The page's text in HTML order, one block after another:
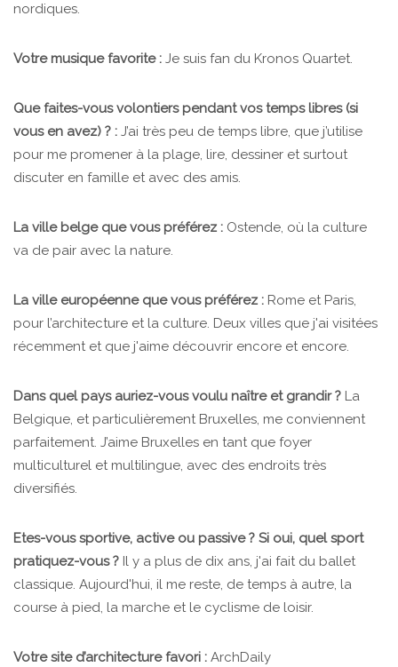
nordiques.
Votre musique favorite : Je suis fan du Kronos Quartet.
Que faites-vous volontiers pendant vos temps libres (si
vous en avez) ? : J’ai très peu de temps libre, que j’utilise
pour me promener à la plage, lire, dessiner et surtout
discuter en famille et avec des amis.
La ville belge que vous préférez : Ostende, où la culture
va de pair avec la nature.
La ville européenne que vous préférez : Rome et Paris,
pour l’architecture et la culture. Deux villes que j'ai visitées
récemment et que j'aime découvrir encore et encore.
Dans quel pays auriez-vous voulu naître et grandir ? La
Belgique, et particulièrement Bruxelles, me conviennent
parfaitement. J’aime Bruxelles en tant que foyer
multiculturel et multilingue, avec des endroits très
diversifiés.
Etes-vous sportive, active ou passive ? Si oui, quel sport
pratiquez-vous ? Il y a plus de dix ans, j'ai fait du ballet
classique. Aujourd'hui, il me reste, de temps à autre, la
course à pied, la marche et le cyclisme de loisir.
Votre site d’architecture favori : ArchDaily